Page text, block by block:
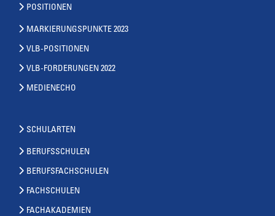
POSITIONEN
MARKIERUNGSPUNKTE 2023
VLB-POSITIONEN
VLB-FORDERUNGEN 2022
MEDIENECHO
SCHULARTEN
BERUFSSCHULEN
BERUFSFACHSCHULEN
FACHSCHULEN
FACHAKADEMIEN